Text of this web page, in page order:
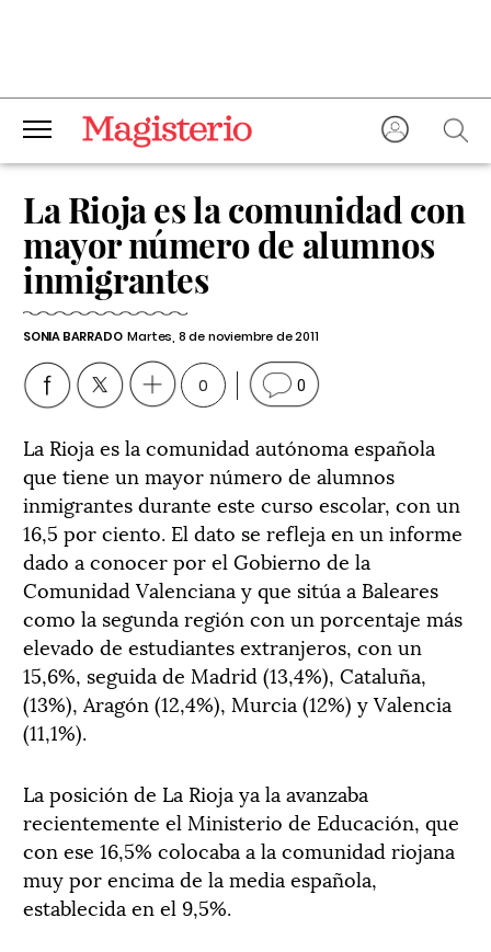
La Rioja es la comunidad con
mayor número de alumnos
inmigrantes
SONIA BARRADO Martes, 8 de noviembre de 2011
0 0
La Rioja es la comunidad autónoma española
que tiene un mayor número de alumnos
inmigrantes durante este curso escolar, con un
16,5 por ciento. El dato se refleja en un informe
dado a conocer por el Gobierno de la
Comunidad Valenciana y que sitúa a Baleares
como la segunda región con un porcentaje más
elevado de estudiantes extranjeros, con un
15,6%, seguida de Madrid (13,4%), Cataluña,
(13%), Aragón (12,4%), Murcia (12%) y Valencia
(11,1%).
La posición de La Rioja ya la avanzaba
recientemente el Ministerio de Educación, que
con ese 16,5% colocaba a la comunidad riojana
muy por encima de la media española,
establecida en el 9,5%.